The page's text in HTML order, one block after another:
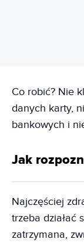
Co robić? Nie
danych karty,
bankowych i
Jak
Najczęściej
trzeba działać
zatrzymana,